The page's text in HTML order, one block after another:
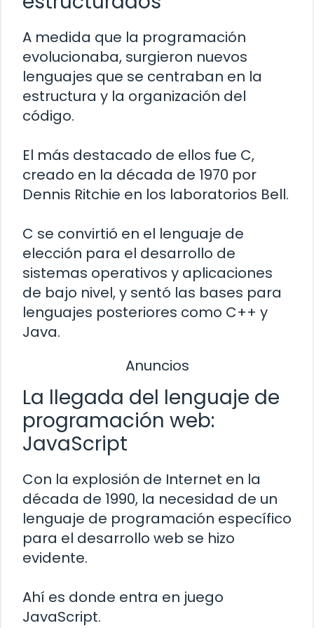
A medida que la programación
evolucionaba, surgieron nuevos
lenguajes que se centraban en la
estructura y la organización del
código.
El más destacado de ellos fue C,
creado en la década de 1970 por
Dennis Ritchie en los laboratorios Bell.
C se convirtió en el lenguaje de
elección para el desarrollo de
sistemas operativos y aplicaciones
de bajo nivel, y sentó las bases para
lenguajes posteriores como C++ y
Java.
Anuncios
La llegada del lenguaje de
programación web:
JavaScript
Con la explosión de Internet en la
década de 1990, la necesidad de un
lenguaje de programación específico
para el desarrollo web se hizo
evidente.
Ahí es donde entra en juego
JavaScript.